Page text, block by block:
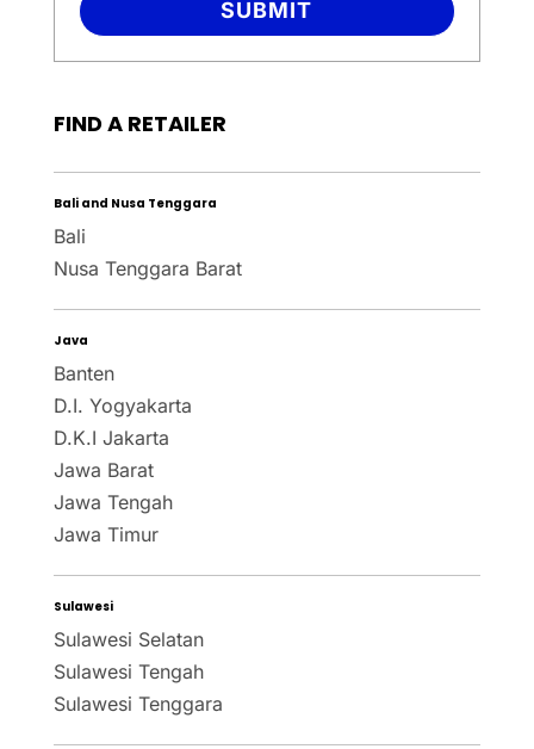
SUBMIT
FIND A RETAILER
Bali and Nusa Tenggara
Bali
Nusa Tenggara Barat
Java
Banten
D.I. Yogyakarta
D.K.I Jakarta
Jawa Barat
Jawa Tengah
Jawa Timur
Sulawesi
Sulawesi Selatan
Sulawesi Tengah
Sulawesi Tenggara